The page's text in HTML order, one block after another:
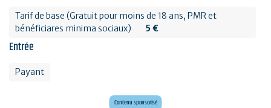
Tarif de base (Gratuit pour moins de 18 ans, PMR et
bénéficiares minima sociaux)
5 €
Entrée
Payant
Contenu sponsorisé
Voyagez en Préhistoire !